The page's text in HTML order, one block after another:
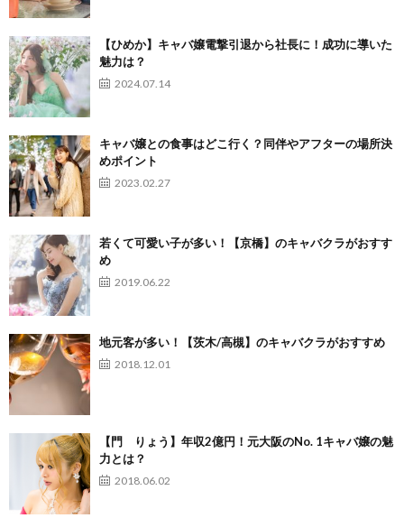
【ひめか】キャバ嬢電撃引退から社長に！成功に導いた
魅力は？
2024.07.14
キャバ嬢との食事はどこ行く？同伴やアフターの場所決
めポイント
2023.02.27
若くて可愛い子が多い！【京橋】のキャバクラがおすす
め
2019.06.22
地元客が多い！【茨木/高槻】のキャバクラがおすすめ
2018.12.01
【門 りょう】年収2億円！元大阪のNo. 1キャバ嬢の魅
力とは？
2018.06.02